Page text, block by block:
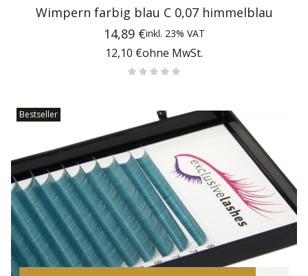
Wimpern farbig blau C 0,07 himmelblau
Preis
14,89 €inkl. 23% VAT
Preis
12,10 €ohne MwSt.
Bestseller